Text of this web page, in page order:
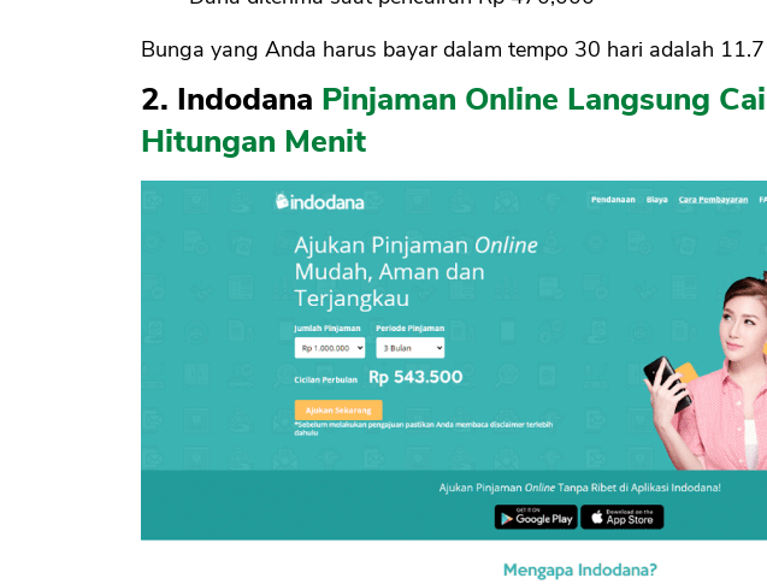
Bunga yang Anda harus bayar dalam tempo 30 hari adalah
2. Indodana Pinjaman Online Langsung
Hitungan Menit